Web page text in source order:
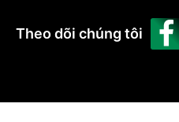
Theo dõi chúng tôi